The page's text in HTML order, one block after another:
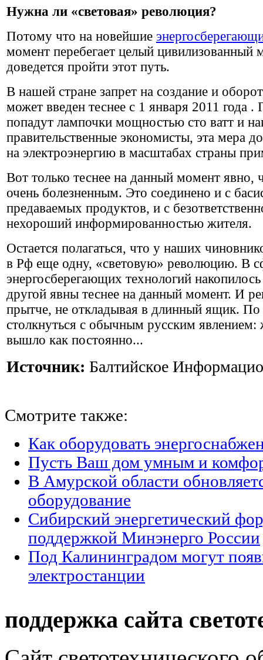
Нужна ли «световая» революция?
Потому что на новейшие
момент перебегает целый
доведется пройти этот путь.
В нашей стране запрет на создание и
может введен теснее с 1 января 2011 года .
попадут лампочки мощностью сто ватт и
правительственные экономисты, эта мера
на электроэнергию в масштабах страны
Вот только теснее на данный момент явно,
очень болезненным. Это соединено и с
предаваемых продуктов, и с
нехороший информированностью жителя.
Остается полагаться, что у наших
в Рф еще одну, «световую» революцию. В
энергосберегающих технологий
другой явны теснее на данный момент. И
прытче, не откладывая в длинный ящик.
столкнуться с обычным русским явлением:
вышло как постоянно...
Источник: Балтийское
Смотрите также:
Как оборудовать
Пусть Ваш дом умным и
В Амурской области
оборудование
Сибирский энергетический
поддержкой Минэнерго России
Под Калининградом могут
электростанции
поддержка сайта